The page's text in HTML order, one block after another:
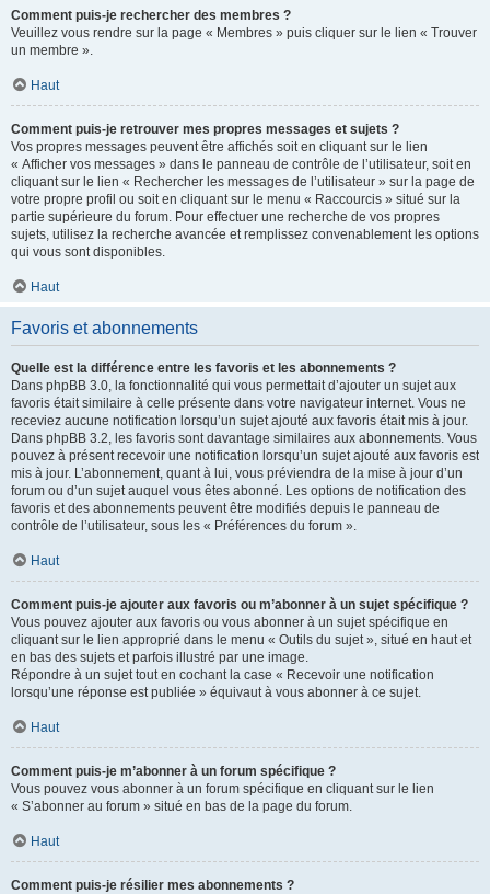
Comment puis-je rechercher des membres ?
Veuillez vous rendre sur la page « Membres » puis cliquer sur le lien « Trouver
un membre ».
Haut
Comment puis-je retrouver mes propres messages et sujets ?
Vos propres messages peuvent être affichés soit en cliquant sur le lien
« Afficher vos messages » dans le panneau de contrôle de l’utilisateur, soit en
cliquant sur le lien « Rechercher les messages de l’utilisateur » sur la page de
votre propre profil ou soit en cliquant sur le menu « Raccourcis » situé sur la
partie supérieure du forum. Pour effectuer une recherche de vos propres
sujets, utilisez la recherche avancée et remplissez convenablement les options
qui vous sont disponibles.
Haut
Favoris et abonnements
Quelle est la différence entre les favoris et les abonnements ?
Dans phpBB 3.0, la fonctionnalité qui vous permettait d’ajouter un sujet aux
favoris était similaire à celle présente dans votre navigateur internet. Vous ne
receviez aucune notification lorsqu’un sujet ajouté aux favoris était mis à jour.
Dans phpBB 3.2, les favoris sont davantage similaires aux abonnements. Vous
pouvez à présent recevoir une notification lorsqu’un sujet ajouté aux favoris est
mis à jour. L’abonnement, quant à lui, vous préviendra de la mise à jour d’un
forum ou d’un sujet auquel vous êtes abonné. Les options de notification des
favoris et des abonnements peuvent être modifiés depuis le panneau de
contrôle de l’utilisateur, sous les « Préférences du forum ».
Haut
Comment puis-je ajouter aux favoris ou m’abonner à un sujet spécifique ?
Vous pouvez ajouter aux favoris ou vous abonner à un sujet spécifique en
cliquant sur le lien approprié dans le menu « Outils du sujet », situé en haut et
en bas des sujets et parfois illustré par une image.
Répondre à un sujet tout en cochant la case « Recevoir une notification
lorsqu’une réponse est publiée » équivaut à vous abonner à ce sujet.
Haut
Comment puis-je m’abonner à un forum spécifique ?
Vous pouvez vous abonner à un forum spécifique en cliquant sur le lien
« S’abonner au forum » situé en bas de la page du forum.
Haut
Comment puis-je résilier mes abonnements ?